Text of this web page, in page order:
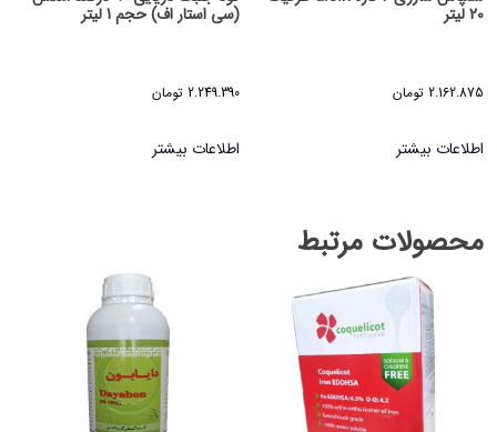
20 لیتر
2.162.875 تومان
اطلاعات بیشتر
(سی استار اف) حجم 1 لیتر
2.249.390 تومان
اطلاعات بیشتر
محصولات مرتبط